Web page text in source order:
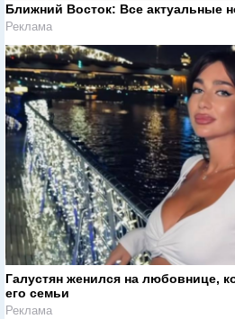
Ближний Восток: Все актуальные
Реклама
Галустян женился на любовнице,
его семьи
Реклама